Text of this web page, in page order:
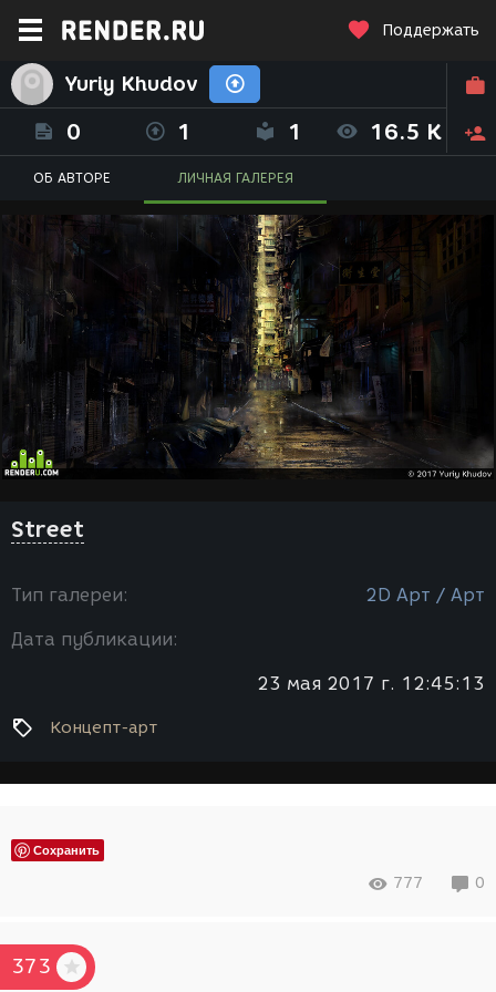
Поддержать
Yuriy Khudov
0 1 1 16.5 K
ОБ АВТОРЕ ЛИЧНАЯ ГАЛЕРЕЯ
Street
Тип галереи: 2D Арт / Арт
Дата публикации:
23 мая 2017 г. 12:45:13
Концепт-арт
Сохранить
777 0
373